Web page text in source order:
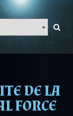
DE LA
FORCE